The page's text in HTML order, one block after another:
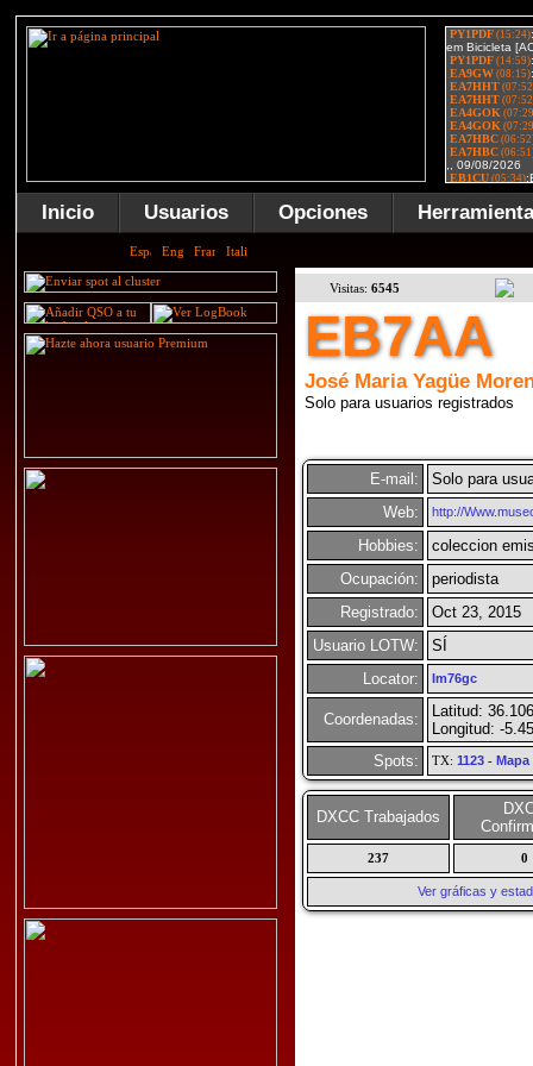
Inicio Usuarios Opciones
Visitas: 6545
EB7AA
José Maria Yagüe
Solo para usuarios registrados
E-mail:
Solo para
Web:
http://
Hobbies:
coleccion
Ocupación:
periodista
Registrado:
Oct 23, 2015
Usuario LOTW:
SÍ
Locator:
Im76gc
Coordenadas:
Latitud:
Longitud: -
Spots:
TX: 1123- Mapa
DXCC Trabajados
237 0
Ver gráficas y